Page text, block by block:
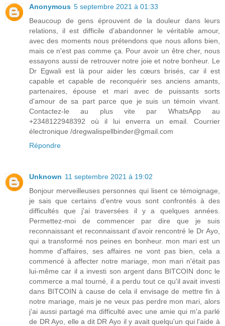
Anonymous 5 septembre 2021 à 01:33
Beaucoup de gens éprouvent de la douleur dans leurs
relations, il est difficile d'abandonner le véritable amour,
avec des moments nous prétendons que nous allons bien,
mais ce n'est pas comme ça. Pour avoir un être cher, nous
essayons aussi de retrouver notre joie et notre bonheur. Le
Dr Egwali est là pour aider les cœurs brisés, car il est
capable et capable de reconquérir ses anciens amants,
partenaires, épouse et mari avec de puissants sorts
d'amour de sa part parce que je suis un témoin vivant.
Contactez-le au plus vite par WhatsApp au
+2348122948392 où il lui enverra un email. Courrier
électronique /dregwalispellbinder@gmail.com
Répondre
Unknown 11 septembre 2021 à 19:02
Bonjour merveilleuses personnes qui lisent ce témoignage,
je sais que certains d'entre vous sont confrontés à des
difficultés que j'ai traversées il y a quelques années.
Permettez-moi de commencer par dire que je suis
reconnaissant et reconnaissant d'avoir rencontré le Dr Ayo,
qui a transformé nos peines en bonheur. mon mari est un
homme d'affaires, ses affaires ne vont pas bien, cela a
commencé à affecter notre mariage, mon mari n'était pas
lui-même car il a investi son argent dans BITCOIN donc le
commerce a mal tourné, il a perdu tout ce qu'il avait investi
dans BITCOIN à cause de cela il envisage de mettre fin à
notre mariage, mais je ne veux pas perdre mon mari, alors
j'ai aussi partagé ma difficulté avec une amie qui m'a parlé
de DR Ayo, elle a dit DR Ayo il y avait quelqu'un qui l'aide à